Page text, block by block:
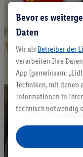
Bevor es
Daten
Wir als Betreiber der
verarbeiten Ihre
App (gemeinsam:
Techniken, mit
Informationen in
technisch notwendig
auch durch Partner (u.a.
Verantwortliche; im
insgesamt